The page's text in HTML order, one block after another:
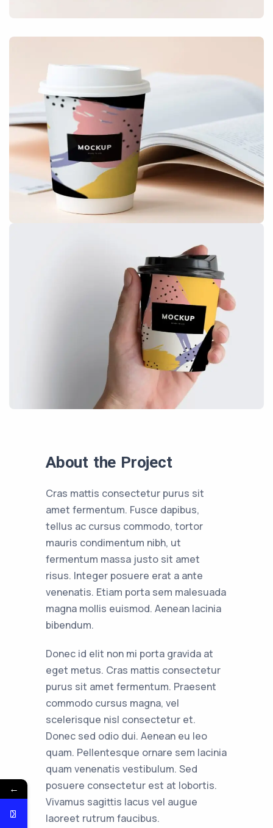
About the Project
Cras mattis consectetur purus sit
amet fermentum. Fusce dapibus,
tellus ac cursus commodo, tortor
mauris condimentum nibh, ut
fermentum massa justo sit amet
risus. Integer posuere erat a ante
venenatis. Etiam porta sem malesuada
magna mollis euismod. Aenean lacinia
bibendum.
Donec id elit non mi porta gravida at
eget metus. Cras mattis consectetur
purus sit amet fermentum. Praesent
commodo cursus magna, vel
scelerisque nisl consectetur et.
Donec sed odio dui. Aenean eu leo
quam. Pellentesque ornare sem lacinia
quam venenatis vestibulum. Sed
posuere consectetur est at lobortis.
Vivamus sagittis lacus vel augue
laoreet rutrum faucibus.
←